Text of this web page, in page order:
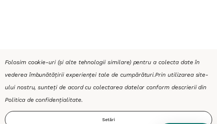
Folosim cookie-uri (și alte tehnologii similare) pentru a colecta date în
vederea îmbunătățirii experienței tale de cumpărături.Prin utilizarea site-
ului nostru, sunteți de acord cu colectarea datelor conform descrierii din
Politica de confidențialitate.
Setări